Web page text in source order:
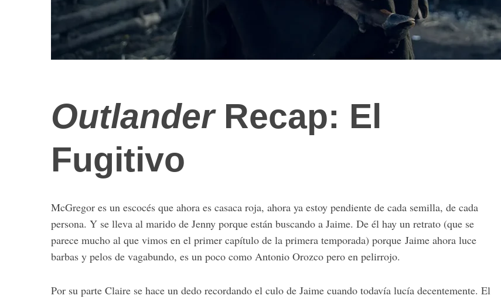
OutlanderRecap: El
Fugitivo
McGregor es un escocés que ahora es casaca roja, ahora ya estoy pendiente de cada semilla, de cada
persona. Y se lleva al marido de Jenny porque están buscando a Jaime. De él hay un retrato (que se
parece mucho al que vimos en el primer capítulo de la primera temporada) porque Jaime ahora luce
barbas y pelos de vagabundo, es un poco como Antonio Orozco pero en pelirrojo.
Por su parte Claire se hace un dedo recordando el culo de Jaime cuando todavía lucía decentemente. El